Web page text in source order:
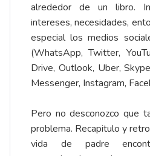
alrededor de un libro.
intereses, necesidades,
especial los medios
(WhatsApp, Twitter,
Drive, Outlook, Uber,
Messenger, Instagram,
Pero no desconozco que
problema. Recapitulo y
vida de padre